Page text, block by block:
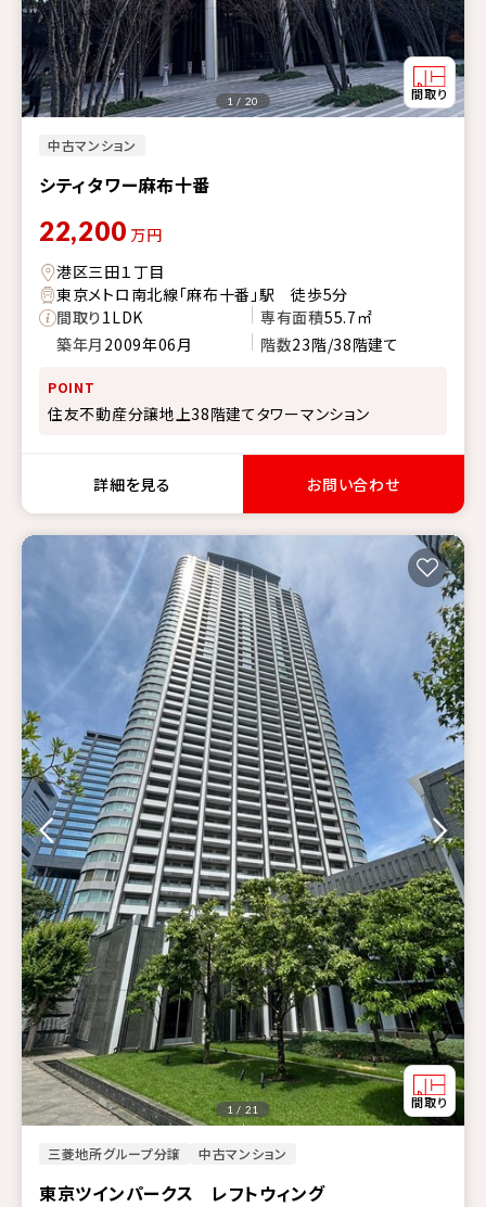
中古マンション
シティタワー麻布十番
1 / 20
22,200 万円
港区三田１丁目
東京メトロ南北線「麻布十番」駅 徒歩5分
間取り1LDK 専有面積55.7㎡
築年月 2009年06月 階数23階/38階建て
POINT
住友不動産分譲地上38階建てタワーマンション
詳細を見る お問い合わせ
三菱地所グループ分譲 中古マンション
東京ツインパークス レフトウィング
1 / 21